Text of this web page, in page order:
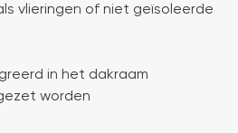
vlieringen of niet geïsoleerde
in het dakraam
worden